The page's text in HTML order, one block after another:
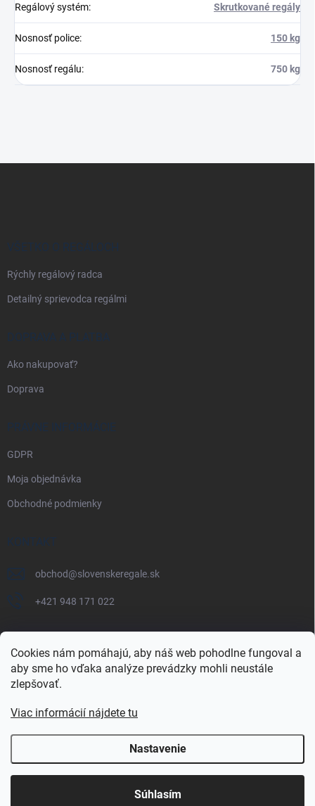
Cookies nám pomáhajú, aby náš web pohodlne fungoval a
aby sme ho vďaka analýze prevádzky mohli neustále
zlepšovať.
Viac informácií nájdete tu
Nastavenie
Súhlasím
Regálový systém: Skrutkované regály
Nosnosť police: 150 kg
Nosnosť regálu: 750 kg
VŠETKO O REGÁLOCH
Rýchly regálový radca
Detailný sprievodca regálmi
DOPRAVA A PLATBA
Ako nakupovať?
Doprava
PRÁVNE INFORMÁCIE
GDPR
Moja objednávka
Obchodné podmienky
KONTAKT
obchod@slovenskeregale.sk
+421 948 171 022
Najnakup.sk Heureka.sk Pricemania.sk
slovenskéregále.sk